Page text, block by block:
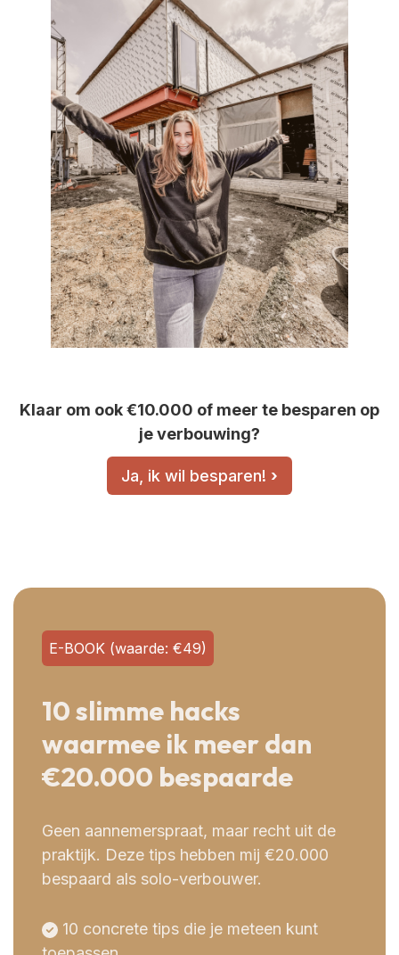
Klaar om ook €10.000 of meer te besparen op
je verbouwing?
Ja, ik wil besparen! ›
E-BOOK (waarde: €49)
10 slimme hacks
waarmee ik meer dan
€20.000 bespaarde
Geen aannemerspraat, maar recht uit de
praktijk. Deze tips hebben mij €20.000
bespaard als solo-verbouwer.
10 concrete tips die je meteen kunt